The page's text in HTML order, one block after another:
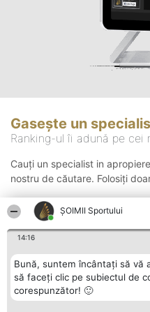
ȘOIMII Sportului
14:16
Bună, suntem încântați să vă
să faceți clic pe subiectul de
corespunzător! 🙂
Gasește un
Ranking-ul îi adună pe
Cauți un specialist in
nostru de căutare. Folosiți